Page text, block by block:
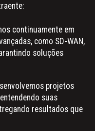
continuamente em
como SD-WAN,
soluções
projetos
suas
resultados que